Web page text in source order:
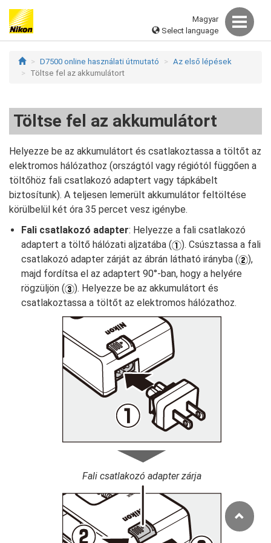
Magyar
Select language
D7500 online használati útmutató
Az első lépések
Töltse fel az akkumulátort
Töltse fel az akkumulátort
Helyezze be az akkumulátort és csatlakoztassa a töltőt az
elektromos hálózathoz (országtól vagy régiótól függően a
töltőhöz fali csatlakozó adaptert vagy tápkábelt
biztosítunk). A teljesen lemerült akkumulátor feltöltése
körülbelül két óra 35 percet vesz igénybe.
Fali csatlakozó adapter: Helyezze a fali csatlakozó
adaptert a töltő hálózati aljzatába (
). Csúsztassa a fali
csatlakozó adapter zárját az ábrán látható irányba (
),
majd fordítsa el az adaptert 90°-ban, hogy a helyére
rögzüljön (
). Helyezze be az akkumulátort és
csatlakoztassa a töltőt az elektromos hálózathoz.
Fali csatlakozó adapter zárja